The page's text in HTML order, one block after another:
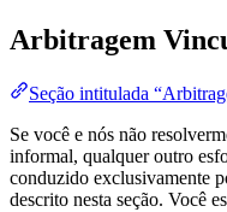
Arbitragem
Seção intitulada
Se você e nós não
informal, qualquer outro
conduzido exclusivamente
descrito nesta seção. Você